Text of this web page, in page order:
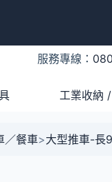
服務專線：
工業收納
／餐車>大型推車-長